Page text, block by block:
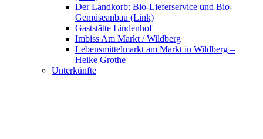
Der Landkorb: Bio-Lieferservice und Bio-
Gemüseanbau (Link)
Gaststätte Lindenhof
Imbiss Am Markt / Wildberg
Lebensmittelmarkt am Markt in Wildberg –
Heike Grothe
Unterkünfte